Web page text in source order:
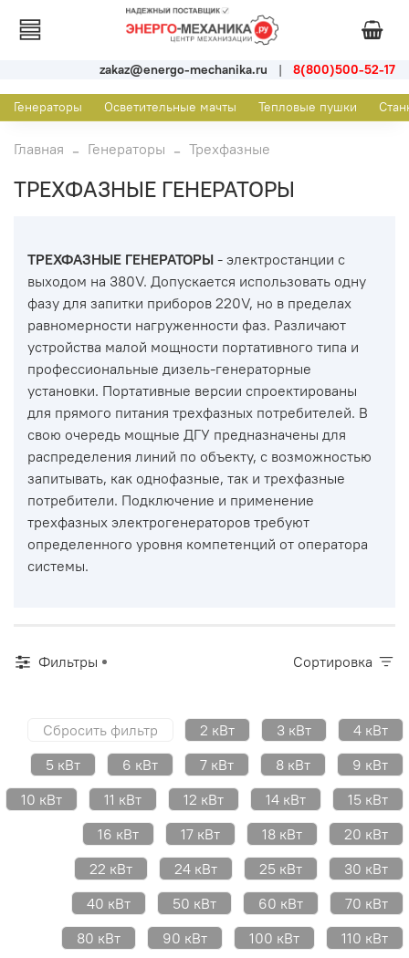
zakaz@energo-mechanika.ru | 8(800)500-52-17
Генераторы Осветительные мачты Тепловые пушки
Главная Генераторы Трехфазные
ТРЕХФАЗНЫЕ ГЕНЕРАТОРЫ
ТРЕХФАЗНЫЕ ГЕНЕРАТОРЫ - электростанции с
выходом на 380V. Допускается использовать одну
фазу для запитки приборов 220V, но в пределах
равномерности нагруженности фаз. Различают
устройства малой мощности портативного типа и
профессиональные дизель-генераторные
установки. Портативные версии спроектированы
для прямого питания трехфазных потребителей. В
свою очередь мощные ДГУ предназначены для
распределения линий по объекту, с возможностью
запитывать, как однофазные, так и трехфазные
потребители. Подключение и применение
трехфазных электрогенераторов требуют
определенного уровня компетенций от оператора
системы.
Фильтры Сортировка
Сбросить фильтр 2 кВт 3 кВт
4 кВт
5 кВт
6 кВт 7 кВт 8 кВт
9 кВт
10 кВт
11 кВт 12 кВт 14 кВт
15 кВт
16 кВт
17 кВт 18 кВт
20 кВт
22 кВт
24 кВт 25 кВт
30 кВт
40 кВт
50 кВт 60 кВт
70 кВт
80 кВт
90 кВт 100 кВт
110 кВт